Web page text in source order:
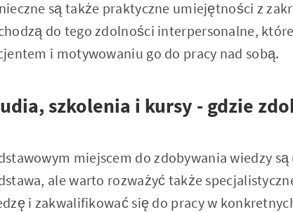
są także praktyczne umiejętności z
do tego zdolności interpersonalne,
i motywowaniu go do pracy nad sobą.
szkolenia i kursy - gdzie
miejscem do zdobywania wiedzy
ale warto rozważyć także
i zakwalifikować się do pracy w